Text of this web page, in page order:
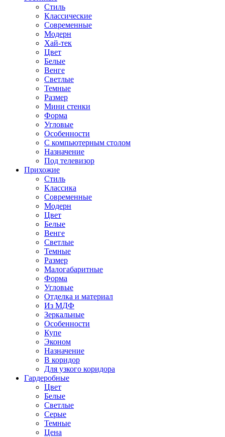
Стиль
Классические
Современные
Модерн
Хай-тек
Цвет
Белые
Венге
Светлые
Темные
Размер
Мини стенки
Форма
Угловые
Особенности
С компьютерным столом
Назначение
Под телевизор
Прихожие
Стиль
Классика
Современные
Модерн
Цвет
Белые
Венге
Светлые
Темные
Размер
Малогабаритные
Форма
Угловые
Отделка и материал
Из МДФ
Зеркальные
Особенности
Купе
Эконом
Назначение
В коридор
Для узкого коридора
Гардеробные
Цвет
Белые
Светлые
Серые
Темные
Цена